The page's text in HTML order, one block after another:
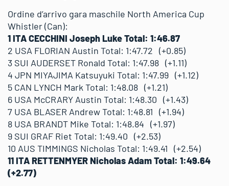
Ordine d’arrivo gara maschile North America Cup
Whistler (Can):
1 ITA CECCHINI Joseph Luke Total: 1:46.87
2 USA FLORIAN Austin Total: 1:47.72 (+0.85)
3 SUI AUDERSET Ronald Total: 1:47.98 (+1.11)
4 JPN MIYAJIMA Katsuyuki Total: 1:47.99 (+1.12)
5 CAN LYNCH Mark Total: 1:48.08 (+1.21)
6 USA McCRARY Austin Total: 1:48.30 (+1.43)
7 USA BLASER Andrew Total: 1:48.81 (+1.94)
8 USA BRANDT Mike Total: 1:48.84 (+1.97)
9 SUI GRAF Riet Total: 1:49.40 (+2.53)
10 AUS TIMMINGS Nicholas Total: 1:49.41 (+2.54)
11 ITA RETTENMYER Nicholas Adam Total: 1:49.64
(+2.77)